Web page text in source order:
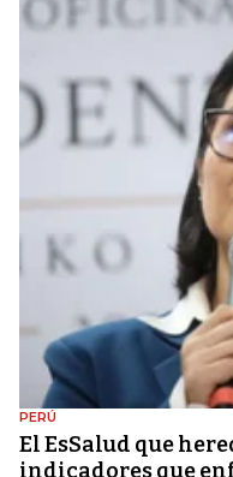
PERÚ
El EsSalud que
indicadores que